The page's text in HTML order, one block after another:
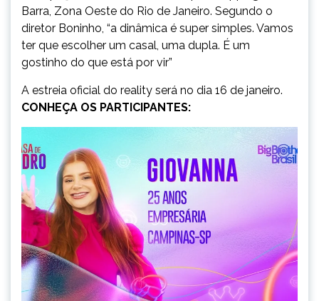
Barra, Zona Oeste do Rio de Janeiro. Segundo o
diretor Boninho, “a dinâmica é super simples. Vamos
ter que escolher um casal, uma dupla. É um
gostinho do que está por vir”
A estreia oficial do reality será no dia 16 de janeiro.
CONHEÇA OS PARTICIPANTES: